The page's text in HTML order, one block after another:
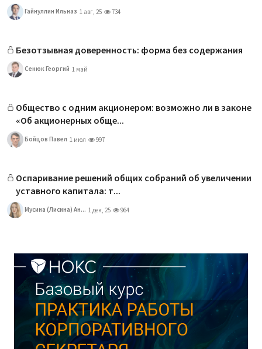
Гайнуллин Ильназ 1 авг, 25 734
Безотзывная доверенность: форма без содержания
Сенюк Георгий 1 май
Общество с одним акционером: возможно ли в законе
«Об акционерных обще...
Бойцов Павел 1 июл 997
Оспаривание решений общих собраний об увеличении
уставного капитала: т...
Мусина (Лисина) Ан... 1 дек, 25 964